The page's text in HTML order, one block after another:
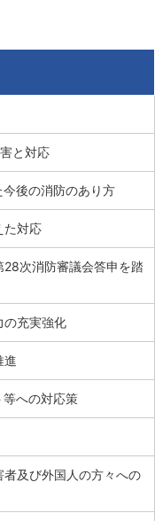
と対応
後の消防のあり方
対応
次消防審議会答申を踏
充実強化
進
への対応策
及び外国人の方々への